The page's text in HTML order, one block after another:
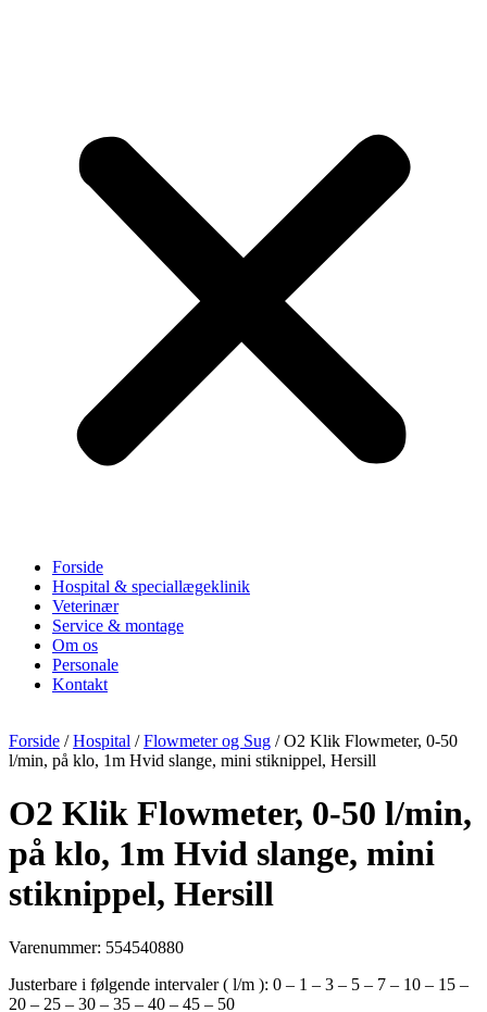
Forside
Hospital & speciallægeklinik
Veterinær
Service & montage
Om os
Personale
Kontakt
Forside /Hospital /Flowmeter og Sug / O2 Klik Flowmeter, 0-50
l/min, på klo, 1m Hvid slange, mini stiknippel, Hersill
O2 Klik Flowmeter, 0-50 l/min,
på klo, 1m Hvid slange, mini
stiknippel, Hersill
Varenummer: 554540880
Justerbare i følgende intervaler ( l/m ): 0 – 1 – 3 – 5 – 7 – 10 – 15 –
20 – 25 – 30 – 35 – 40 – 45 – 50